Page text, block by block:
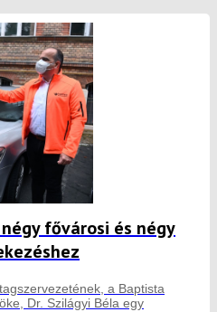
fővárosi és négy
a Baptista
Dr. Szilágyi Béla egy